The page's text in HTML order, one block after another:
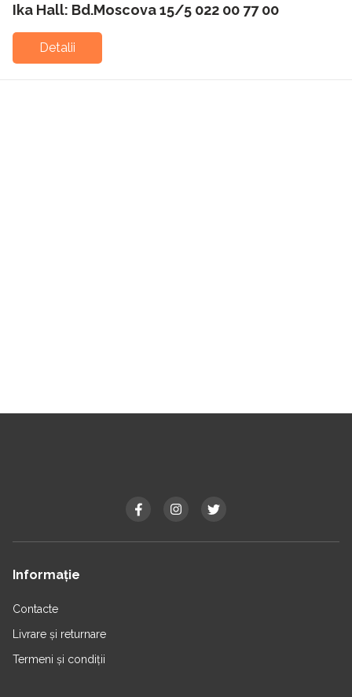
Ika Hall: Bd.Moscova 15/5 022 00 77 00
Detalii
Informație
Contacte
Livrare și returnare
Termeni și condiții